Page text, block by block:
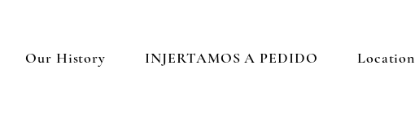
Our History INJERTAMOS A PEDIDO Location